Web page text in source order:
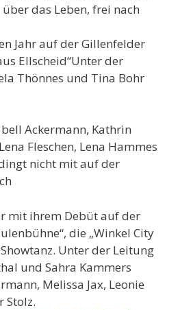
das Leben, frei nach
Jahr auf der Gillenfelder
Ellscheid“Unter der
Thönnes und Tina Bohr
Ackermann, Kathrin
Fleschen, Lena Hammes
nicht mit auf der
mit ihrem Debüt auf der
die „Winkel City
Unter der Leitung
und Sahra Kammers
Melissa Jax, Leonie
Stolz.